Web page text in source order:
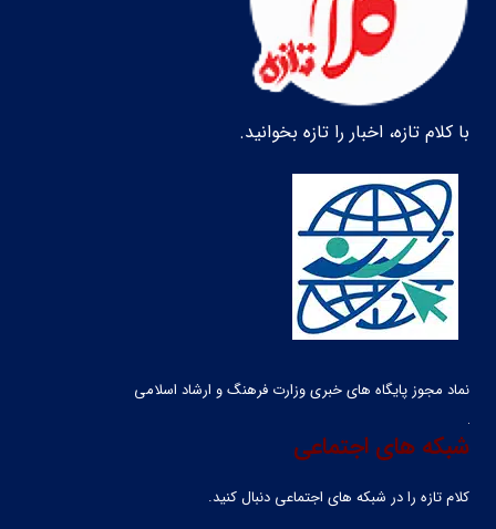
با کلام تازه، اخبار را تازه بخوانید.
نماد مجوز پایگاه های خبری وزارت فرهنگ و ارشاد اسلامی
شبکه های اجتماعی
کلام تازه را در شبکه ‌های اجتماعی دنبال کنید.